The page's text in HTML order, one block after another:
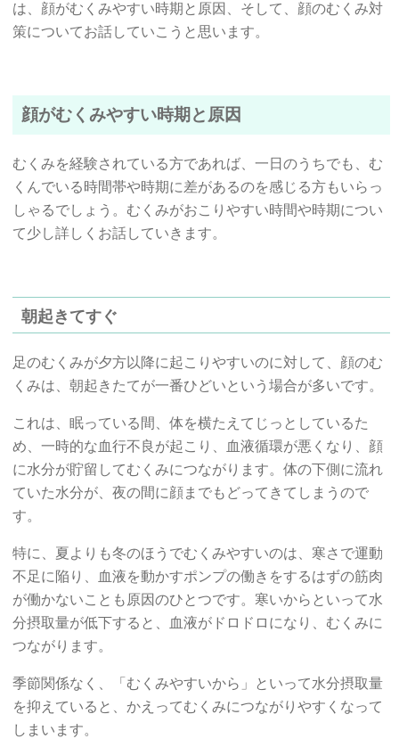
は、顔がむくみやすい時期と原因、そして、顔のむくみ対
策についてお話していこうと思います。
顔がむくみやすい時期と原因
むくみを経験されている方であれば、一日のうちでも、む
くんでいる時間帯や時期に差があるのを感じる方もいらっ
しゃるでしょう。むくみがおこりやすい時間や時期につい
て少し詳しくお話していきます。
朝起きてすぐ
足のむくみが夕方以降に起こりやすいのに対して、顔のむ
くみは、朝起きたてが一番ひどいという場合が多いです。
これは、眠っている間、体を横たえてじっとしているた
め、一時的な血行不良が起こり、血液循環が悪くなり、顔
に水分が貯留してむくみにつながります。体の下側に流れ
ていた水分が、夜の間に顔までもどってきてしまうので
す。
特に、夏よりも冬のほうでむくみやすいのは、寒さで運動
不足に陥り、血液を動かすポンプの働きをするはずの筋肉
が働かないことも原因のひとつです。寒いからといって水
分摂取量が低下すると、血液がドロドロになり、むくみに
つながります。
季節関係なく、「むくみやすいから」といって水分摂取量
を抑えていると、かえってむくみにつながりやすくなって
しまいます。